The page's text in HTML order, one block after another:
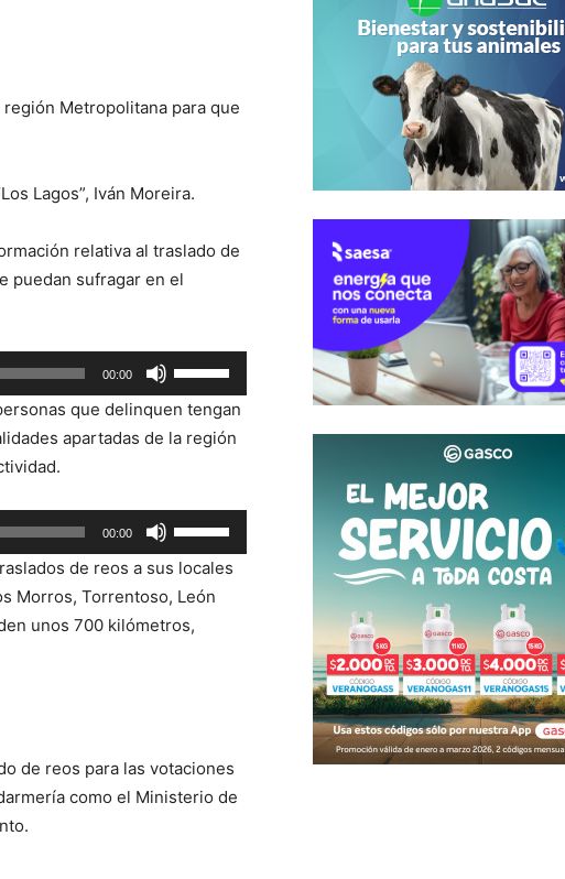
Metropolitana para que
Lagos”, Iván Moreira.
relativa al traslado de
puedan sufragar en el
00:00
las
teclas
de
arriba/abajo
para
aumentar
o
disminuir
que delinquen tengan
apartadas de la región
00:00
las
teclas
de
flecha
disminuir
el
de reos a sus locales
Morros, Torrentoso, León
unos 700 kilómetros,
de reos para las votaciones
como el Ministerio de